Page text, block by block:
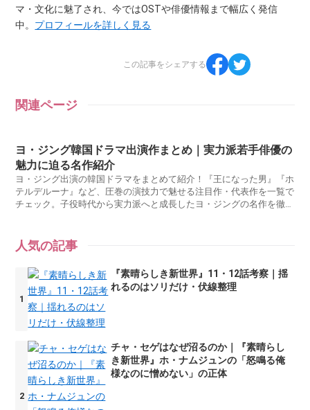
マ・文化に魅了され、今ではOSTや俳優情報まで幅広く発信
中。 プロフィールを詳しく見る
この記事をシェアする
関連ページ
ヨ・ジング韓国ドラマ出演作まとめ｜実力派若手俳優の
魅力に迫る名作紹介
ヨ・ジング出演の韓国ドラマをまとめて紹介！『王になった男』『ホ
テルデルーナ』など、圧巻の演技力で魅せる注目作・代表作を一覧で
チェック。子役時代から実力派へと成長したヨ・ジングの名作を徹底
人気の記事
『素晴らしき新世界』11・12話考察｜揺
れるのはソリだけ・伏線整理
チャ・セゲはなぜ沼るのか｜『素晴らし
き新世界』ホ・ナムジュンの「怒鳴る俺
様なのに憎めない」の正体